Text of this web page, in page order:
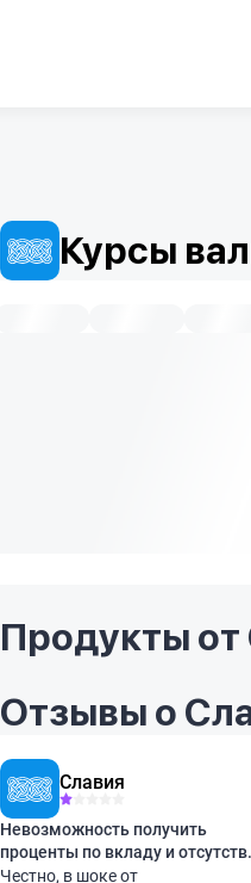
Курсы
Продукты от
Отзывы о
Славия
Невозможность получить
проценты по вкладу и
объяснений
Честно, в шоке от